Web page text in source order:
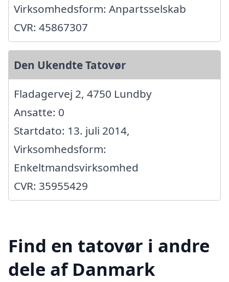
Virksomhedsform: Anpartsselskab
CVR: 45867307
Den Ukendte Tatovør
Fladagervej 2, 4750 Lundby
Ansatte: 0
Startdato: 13. juli 2014,
Virksomhedsform:
Enkeltmandsvirksomhed
CVR: 35955429
Find en tatovør i andre
dele af Danmark